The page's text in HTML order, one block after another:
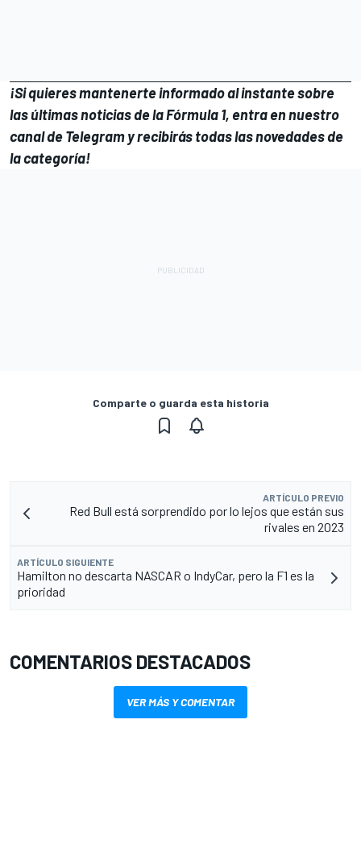
¡Si quieres mantenerte informado al instante sobre
las últimas noticias de la Fórmula 1, entra ennuestro
canal de Telegramy recibirás todas las novedades de
la categoría!
Comparte o guarda esta historia
ARTÍCULO PREVIO
Red Bull está sorprendido por lo lejos que están sus
rivales en 2023
ARTÍCULO SIGUIENTE
Hamilton no descarta NASCAR o IndyCar, pero la F1 es la
prioridad
COMENTARIOS DESTACADOS
VER MÁS Y COMENTAR